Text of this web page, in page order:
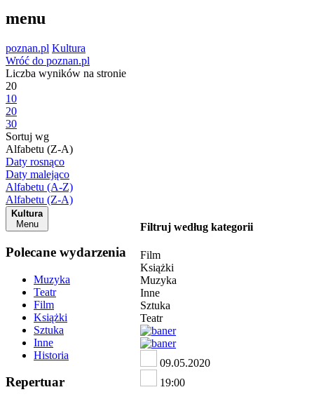
menu
poznan.pl Kultura
Wróć do poznan.pl
Liczba wyników na stronie
20
10
20
30
Sortuj wg
Alfabetu (Z-A)
Daty rosnąco
Daty malejąco
Alfabetu (A-Z)
Alfabetu (Z-A)
Kultura
Menu
Polecane wydarzenia
Muzyka
Teatr
Film
Książki
Sztuka
Inne
Historia
Repertuar
Filtruj według kategorii
Film
Książki
Muzyka
Inne
Sztuka
Teatr
09.05.2020
19:00